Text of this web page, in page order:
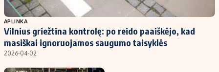
Populiarios temos
Investavimas
Akcijų rinka
Saulės elektrinės
Titulinis
Nedarbo išmokos skaičiuoklė
APLINKA
Vilnius griežtina kontrolę: po reido paaiškėjo, kad
masiškai ignoruojamos saugumo taisyklės
2026-04-02